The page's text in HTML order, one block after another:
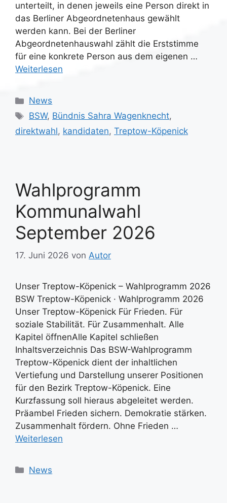
unterteilt, in denen jeweils eine Person direkt in
das Berliner Abgeordnetenhaus gewählt
werden kann. Bei der Berliner
Abgeordnetenhauswahl zählt die Erststimme
für eine konkrete Person aus dem eigenen …
Weiterlesen
Kategorien
News
Schlagwörter
BSW, Bündnis Sahra Wagenknecht,
direktwahl, kandidaten, Treptow-Köpenick
Wahlprogramm
Kommunalwahl
September 2026
17. Juni 2026 von Autor
Unser Treptow-Köpenick – Wahlprogramm 2026
BSW Treptow-Köpenick · Wahlprogramm 2026
Unser Treptow-Köpenick Für Frieden. Für
soziale Stabilität. Für Zusammenhalt. Alle
Kapitel öffnenAlle Kapitel schließen
Inhaltsverzeichnis Das BSW-Wahlprogramm
Treptow-Köpenick dient der inhaltlichen
Vertiefung und Darstellung unserer Positionen
für den Bezirk Treptow-Köpenick. Eine
Kurzfassung soll hieraus abgeleitet werden.
Präambel Frieden sichern. Demokratie stärken.
Zusammenhalt fördern. Ohne Frieden …
Weiterlesen
Kategorien
News